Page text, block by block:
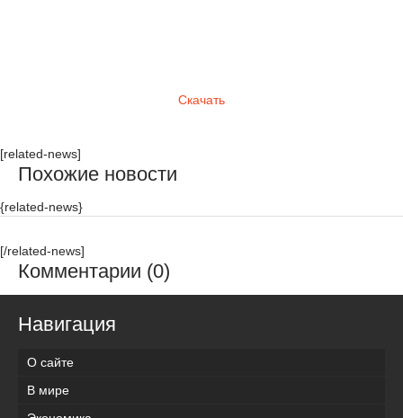
Скачать
[related-news]
Похожие новости
{related-news}
[/related-news]
Комментарии (0)
Навигация
О сайте
В мире